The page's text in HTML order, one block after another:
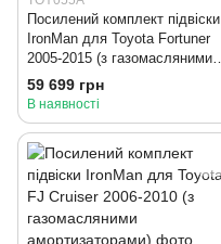
Посилений комплект підвіски
IronMan для Toyota Fortuner
2005-2015 (з газомасляними
амортизаторами)
59 699 грн
В наявності